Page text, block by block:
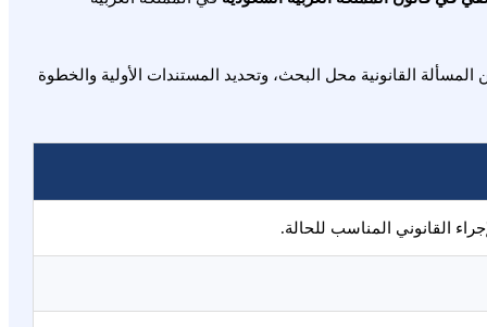
القانونية محل البحث، وتحديد المستندات الأولية والخطوة
القانوني المناسب للحالة.